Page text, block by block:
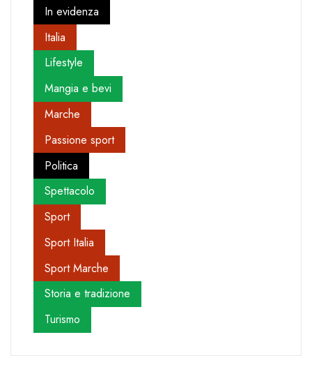
In evidenza
Italia
Lifestyle
Mangia e bevi
Marche
Passione sport
Politica
Spettacolo
Sport
Sport Italia
Sport Marche
Storia e tradizione
Turismo